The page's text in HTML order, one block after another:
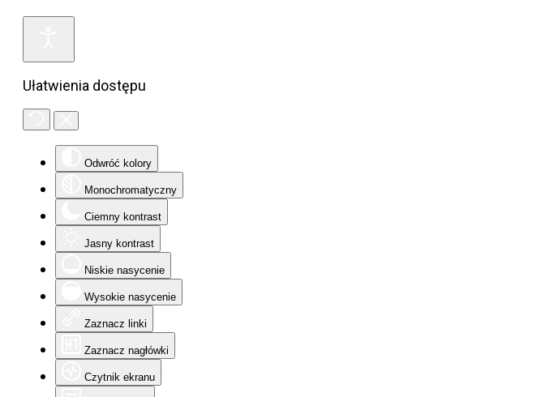
Ułatwienia dostępu
Odwróć kolory
Monochromatyczny
Ciemny kontrast
Jasny kontrast
Niskie nasycenie
Wysokie nasycenie
Zaznacz linki
Zaznacz nagłówki
Czytnik ekranu